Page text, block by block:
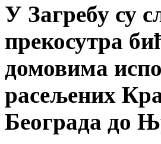
У Загребу су
прекосутра
домовима
расељених
Београда до